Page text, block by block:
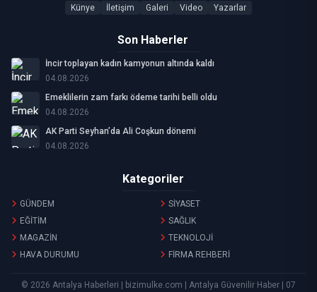
Künye
İletişim Galeri Video Yazarlar
Son Haberler
İncir toplayan kadın kamyonun altında kaldı
04.08.2026
Emeklilerin zam farkı ödeme tarihi belli oldu
04.08.2026
AK Parti Seyhan’da Ali Coşkun dönemi
04.08.2026
Kategoriler
GÜNDEM
SİYASET
EĞİTİM
SAĞLIK
MAGAZİN
TEKNOLOJİ
HAVA DURUMU
FİRMA REHBERİ
© 2026 Antalya Haberleri | bizimulke.com | Antalya Güvenilir Haber | 07